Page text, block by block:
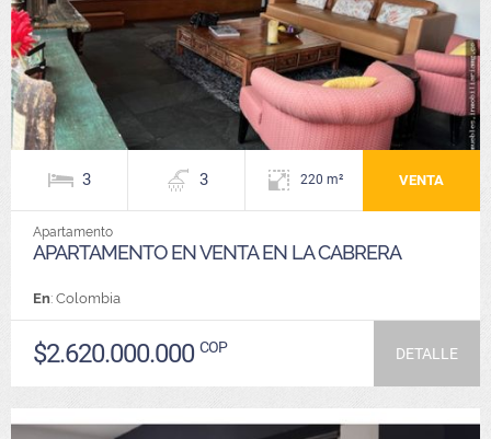
3 3 220 m² VENTA
Apartamento
APARTAMENTO EN VENTA EN LA CABRERA
En: Colombia
$2.620.000.000 COP DETALLE